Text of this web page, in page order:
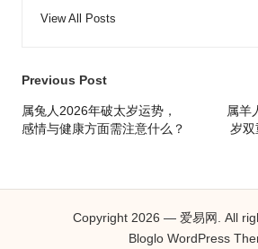
View All Posts
Post
navigation
Previous Post
属兔人2026年破太岁运势，
感情与健康方面需注意什么？
属羊
岁双
Copyright 2026 — 爱易网. All
Bloglo WordPress